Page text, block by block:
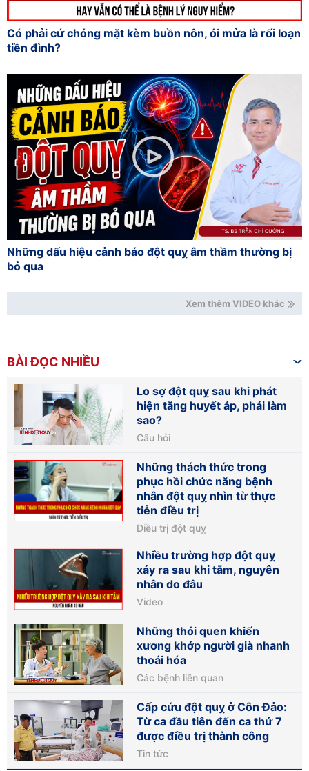
Có phải cứ chóng mặt kèm buồn nôn, ói mửa là rối loạn
tiền đình?
Những dấu hiệu cảnh báo đột quỵ âm thầm thường bị
bỏ qua
Xem thêm VIDEO khác
BÀI ĐỌC NHIỀU
Lo sợ đột quỵ sau khi phát
hiện tăng huyết áp, phải làm
sao?
Câu hỏi
Những thách thức trong
phục hồi chức năng bệnh
nhân đột quỵ nhìn từ thực
tiễn điều trị
Điều trị đột quỵ
Nhiều trường hợp đột quỵ
xảy ra sau khi tắm, nguyên
nhân do đâu
Video
Những thói quen khiến
xương khớp người già nhanh
thoái hóa
Các bệnh liên quan
Cấp cứu đột quỵ ở Côn Đảo:
Từ ca đầu tiên đến ca thứ 7
được điều trị thành công
Tin tức